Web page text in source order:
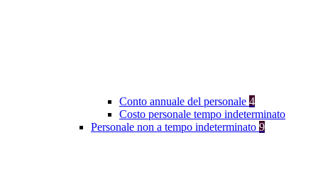
Conto annuale del personale 4
Costo personale tempo indeterminato
Personale non a tempo indeterminato 9